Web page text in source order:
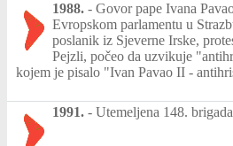
1988. - Govor pape Ivana
Evropskom parlamentu u
poslanik iz Sjeverne Irske,
Pejzli, počeo da uzvikuje
kojem je pisalo "Ivan Pavao II -
1991. - Utemeljena 148.